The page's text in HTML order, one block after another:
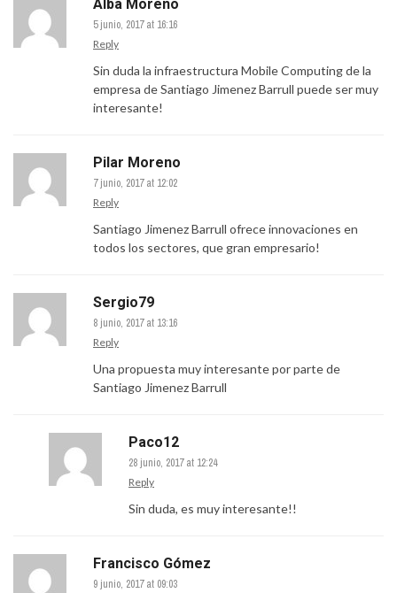
Alba Moreno
5 junio, 2017 at 16:16
Reply
Sin duda la infraestructura Mobile Computing de la
empresa de Santiago Jimenez Barrull puede ser muy
interesante!
Pilar Moreno
7 junio, 2017 at 12:02
Reply
Santiago Jimenez Barrull ofrece innovaciones en
todos los sectores, que gran empresario!
Sergio79
8 junio, 2017 at 13:16
Reply
Una propuesta muy interesante por parte de
Santiago Jimenez Barrull
Paco12
28 junio, 2017 at 12:24
Reply
Sin duda, es muy interesante!!
Francisco Gómez
9 junio, 2017 at 09:03